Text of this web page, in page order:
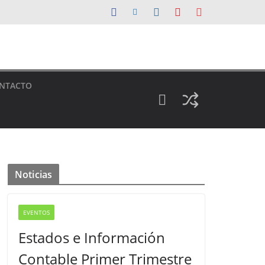
Noticias
EVENTOS
Estados e Información
Contable Primer Trimestre